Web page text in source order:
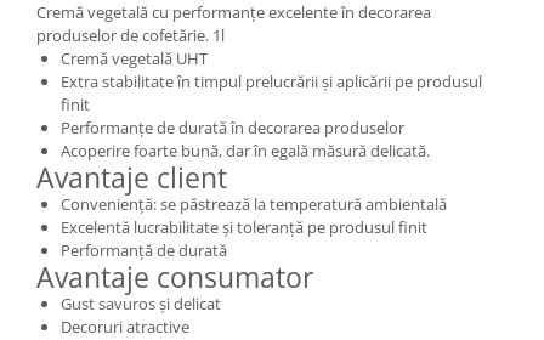
Cremă vegetală cu performanțe excelente în decorarea
produselor de cofetărie. 1l
Cremă vegetală UHT
Extra stabilitate în timpul prelucrării și aplicării pe produsul
finit
Performanțe de durată în decorarea produselor
Acoperire foarte bună, dar în egală măsură delicată.
Avantaje client
Conveniență: se păstrează la temperatură ambientală
Excelentă lucrabilitate și toleranță pe produsul finit
Performanță de durată
Avantaje consumator
Gust savuros și delicat
Decoruri atractive